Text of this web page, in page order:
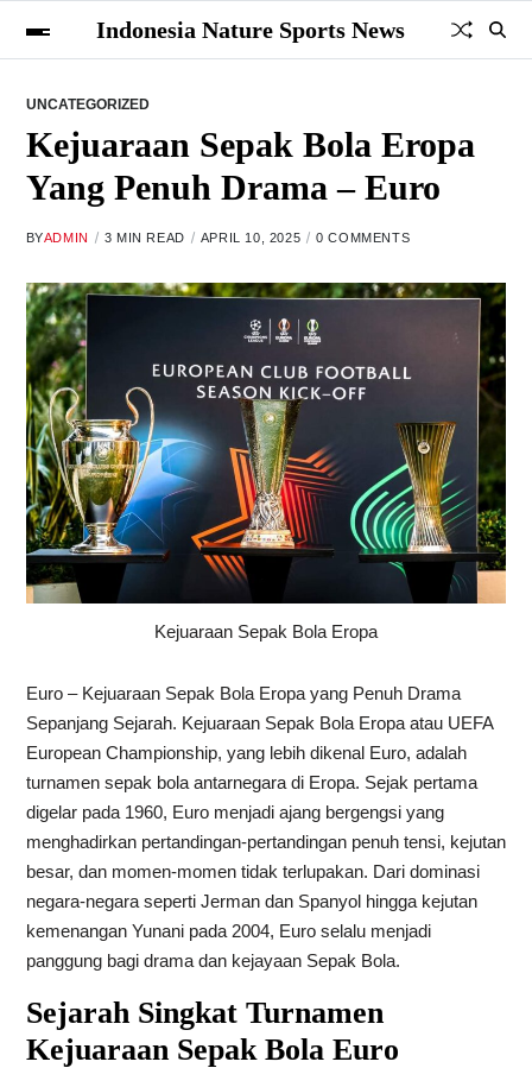
Indonesia Nature Sports News
UNCATEGORIZED
Kejuaraan Sepak Bola Eropa
Yang Penuh Drama – Euro
BYADMIN 3 MIN READ APRIL 10, 2025 0 COMMENTS
Kejuaraan Sepak Bola Eropa
Euro – Kejuaraan Sepak Bola Eropa yang Penuh Drama
Sepanjang Sejarah. Kejuaraan Sepak Bola Eropa atau UEFA
European Championship, yang lebih dikenal Euro, adalah
turnamen sepak bola antarnegara di Eropa. Sejak pertama
digelar pada 1960, Euro menjadi ajang bergengsi yang
menghadirkan pertandingan-pertandingan penuh tensi, kejutan
besar, dan momen-momen tidak terlupakan. Dari dominasi
negara-negara seperti Jerman dan Spanyol hingga kejutan
kemenangan Yunani pada 2004, Euro selalu menjadi
panggung bagi drama dan kejayaan Sepak Bola.
Sejarah Singkat Turnamen
Kejuaraan Sepak Bola Euro